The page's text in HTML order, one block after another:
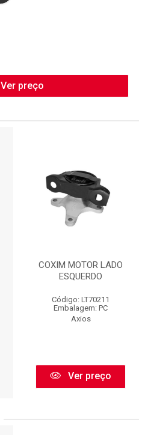
Ver preço
COXIM MOTOR LADO
ESQUERDO
Código: LT70211
Embalagem: PC
Axios
Ver preço